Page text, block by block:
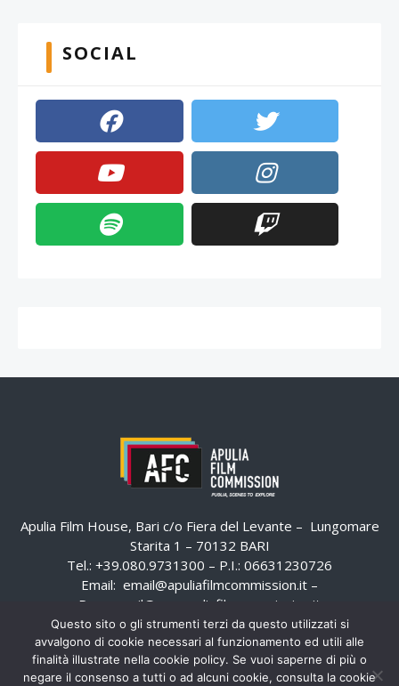
SOCIAL
Apulia Film House, Bari c/o Fiera del Levante – Lungomare
Starita 1 – 70132 BARI
Tel.: +39.080.9731300 – P.I.: 06631230726
Email: email@apuliafilmcommission.it –
Pec:
email@pec.apuliafilmcommission.it
Questo sito o gli strumenti terzi da questo utilizzati si
avvalgono di cookie necessari al funzionamento ed utili alle
finalità illustrate nella cookie policy. Se vuoi saperne di più o
negare il consenso a tutti o ad alcuni cookie, consulta la cookie